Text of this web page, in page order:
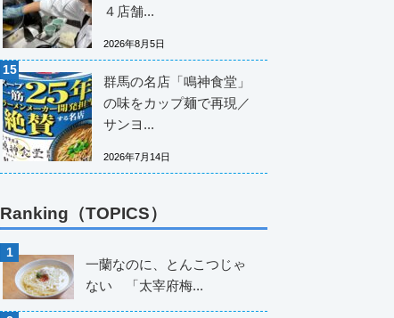
４店舗...
2026年8月5日
群馬の名店「鳴神食堂」
の味をカップ麺で再現／
サンヨ...
2026年7月14日
Ranking（TOPICS）
一蘭なのに、とんこつじゃ
ない 「太宰府梅...